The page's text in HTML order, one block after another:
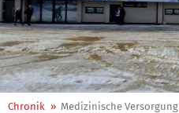
Chronik » Medizinische Versorgung